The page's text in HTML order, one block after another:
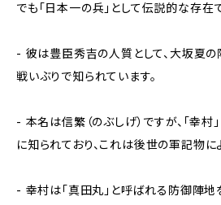
でも「日本一の兵」として伝説的な存在で
- 彼は豊臣秀吉の人質として、大坂夏の
戦いぶりで知られています。
- 本名は信繁（のぶしげ）ですが、「幸
に知られており、これは後世の軍記物に
- 幸村は「真田丸」と呼ばれる防御陣地